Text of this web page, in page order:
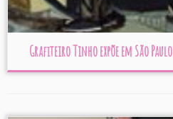
Grafiteiro Tinho expõe em São Paulo